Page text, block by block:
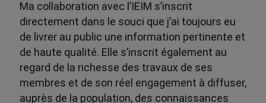
Ma collaboration avec l’IEIM s’inscrit
directement dans le souci que j’ai toujours eu
de livrer au public une information pertinente et
de haute qualité. Elle s’inscrit également au
regard de la richesse des travaux de ses
membres et de son réel engagement à diffuser,
auprès de la population, des connaissances